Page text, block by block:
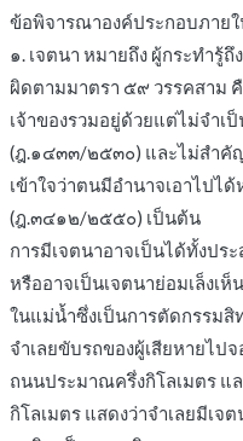
ข้อพิจารณาองค์ประกอบภาย
๑. เจตนา หมายถึง ผู้กระทำรู้
ผิดตามมาตรา ๕๙ วรรคสาม
เจ้าของรวมอยู่ด้วยแต่ไม่จำเ
(ฎ.๑๔๓๓/๒๕๓๐) และไม่สำคั
เข้าใจว่าตนมีอำนาจเอาไปไ
(ฎ.๓๔๑๒/๒๕๕๐) เป็นต้น
การมีเจตนาอาจเป็นได้ทั้งปร
หรืออาจเป็นเจตนาย่อมเล็งเ
ในแม่น้ำซึ่งเป็นการตัดกรรม
จำเลยขับรถของผู้เสียหายไป
ถนนประมาณครึ่งกิโลเมตร แ
กิโลเมตร แสดงว่าจำเลยมีเจ